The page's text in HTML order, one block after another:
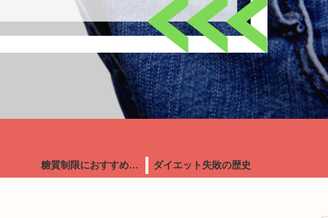
糖質制限におすすめ食品 ダイエット失敗の歴史